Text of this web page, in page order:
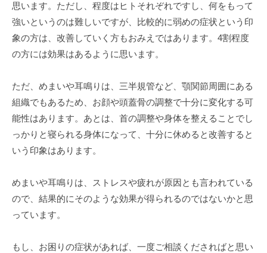
思います。ただし、程度はヒトそれぞれですし、何をもって
強いというのは難しいですが、比較的に弱めの症状という印
象の方は、改善していく方もおみえではあります。4割程度
の方には効果はあるように思います。
ただ、めまいや耳鳴りは、三半規管など、顎関節周囲にある
組織でもあるため、お顔や頭蓋骨の調整で十分に変化する可
能性はあります。あとは、首の調整や身体を整えることでし
っかりと寝られる身体になって、十分に休めると改善すると
いう印象はあります。
めまいや耳鳴りは、ストレスや疲れが原因とも言われている
ので、結果的にそのような効果が得られるのではないかと思
っています。
もし、お困りの症状があれば、一度ご相談くださればと思い